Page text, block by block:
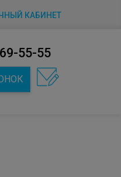
КАБИНЕТ
55-55